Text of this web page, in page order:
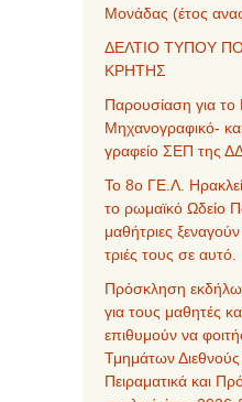
Μονάδας (έτος
ΔΕΛΤΙΟ ΤΥΠΟΥ
ΚΡΗΤΗΣ
Παρουσίαση για
Μηχανογραφικό-
γραφείο ΣΕΠ της
Το 8ο ΓΕ.Λ.
το ρωμαϊκό Ωδείο
μαθήτριες
τριές τους σε αυτό.
Πρόσκληση
για τους μαθητές
επιθυμούν να
Τμημάτων
Πειραματικά και